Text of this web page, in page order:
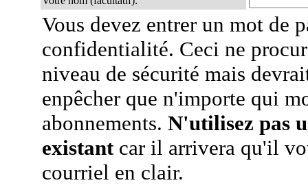
Vous devez entrer un mot de
confidentialité. Ceci ne
niveau de sécurité mais
enpêcher que n'importe qui
abonnements. N'utilisez pas
existantcar il arrivera qu'il
courriel en clair.